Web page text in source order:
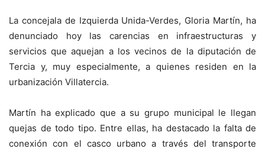
La concejala de Izquierda Unida-Verdes, Gloria Martín, ha
denunciado hoy las carencias en infraestructuras y
servicios que aquejan a los vecinos de la diputación de
Tercia y, muy especialmente, a quienes residen en la
urbanización Villatercia.
Martín ha explicado que a su grupo municipal le llegan
quejas de todo tipo. Entre ellas, ha destacado la falta de
conexión con el casco urbano a través del transporte